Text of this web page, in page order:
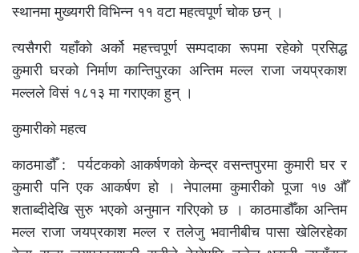
स्थानमा मुख्यगरी विभिन्न ११ वटा महत्वपूर्ण चोक छन् ।
त्यसैगरी यहाँको अर्को महत्त्वपूर्ण सम्पदाका रूपमा रहेको प्रसिद्ध
कुमारी घरको निर्माण कान्तिपुरका अन्तिम मल्ल राजा जयप्रकाश
मल्लले विसं १८१३ मा गराएका हुन् ।
कुमारीको महत्व
काठमाडौँ : पर्यटकको आकर्षणको केन्द्र वसन्तपुरमा कुमारी घर र
कुमारी पनि एक आकर्षण हो । नेपालमा कुमारीको पूजा १७ औँ
शताब्दीदेखि सुरु भएको अनुमान गरिएको छ । काठमाडौँका अन्तिम
मल्ल राजा जयप्रकाश मल्ल र तलेजु भवानीबीच पासा खेलिरहेका